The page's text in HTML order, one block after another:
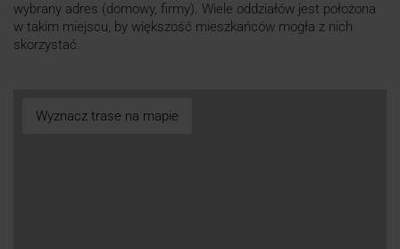
wybrany adres (domowy, firmy). Wiele oddziałów jest położona
w takim miejscu, by większość mieszkańców mogła z nich
skorzystać.
Wyznacz trase na mapie